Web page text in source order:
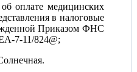
оплате медицинских
в налоговые
Приказом ФНС
7-11/824@;